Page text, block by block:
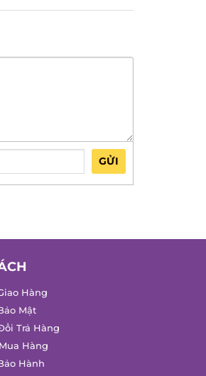
GỬI
Hàng
Mật
Trả Hàng
Hàng
Hành